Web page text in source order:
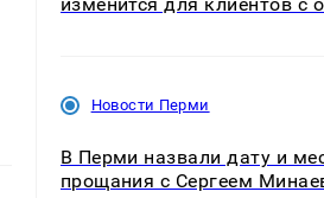
Новости Перми
В Перми назвали дату и
прощания с Сергеем